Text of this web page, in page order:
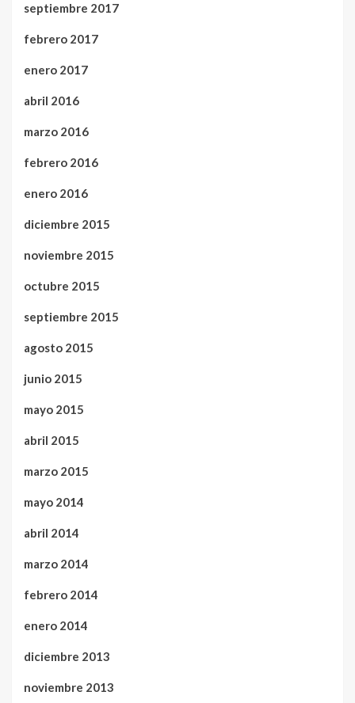
septiembre 2017
febrero 2017
enero 2017
abril 2016
marzo 2016
febrero 2016
enero 2016
diciembre 2015
noviembre 2015
octubre 2015
septiembre 2015
agosto 2015
junio 2015
mayo 2015
abril 2015
marzo 2015
mayo 2014
abril 2014
marzo 2014
febrero 2014
enero 2014
diciembre 2013
noviembre 2013